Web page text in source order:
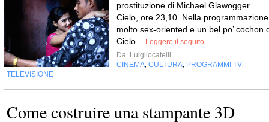
prostituzione di Michael Glawogger.
Cielo, ore 23,10. Nella programmazione
molto sex-oriented e un bel po’ cochon
Cielo...
Leggere il seguito
Da Luigilocatelli
CINEMA CULTURA PROGRAMMI TV
TELEVISIONE
Come costruire una stampante 3D